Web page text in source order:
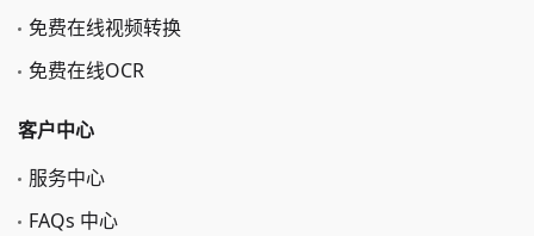
免费在线视频转换
免费在线OCR
客户中心
服务中心
FAQs 中心